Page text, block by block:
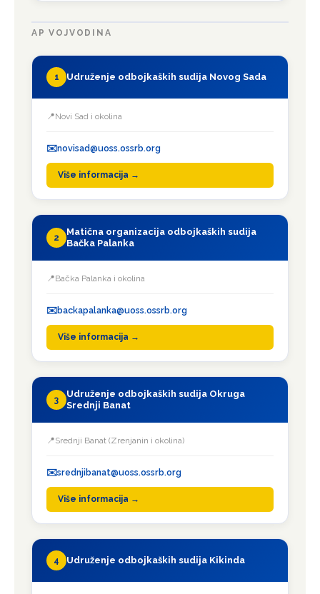
AP VOJVODINA
1 Udruženje odbojkaških sudija Novog Sada
Novi Sad i okolina
novisad@uoss.ossrb.org
Više informacija →
2
Matična organizacija odbojkaških sudija
Bačka Palanka
Bačka Palanka i okolina
backapalanka@uoss.ossrb.org
Više informacija →
3
Udruženje odbojkaških sudija Okruga
Srednji Banat
Srednji Banat (Zrenjanin i okolina)
srednjibanat@uoss.ossrb.org
Više informacija →
4 Udruženje odbojkaških sudija Kikinda